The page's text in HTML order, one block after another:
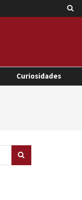
Curiosidades